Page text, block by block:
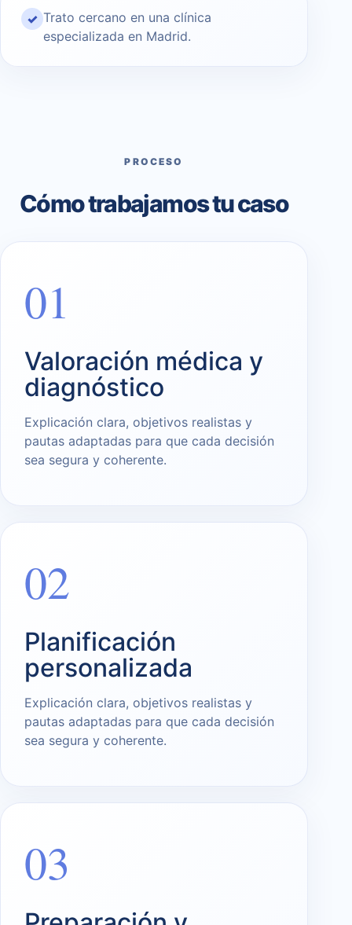
✓ Trato cercano en una clínica
especializada en Madrid.
PROCESO
Cómo trabajamos tu caso
01
Valoración médica y
diagnóstico
Explicación clara, objetivos realistas y
pautas adaptadas para que cada decisión
sea segura y coherente.
02
Planificación
personalizada
Explicación clara, objetivos realistas y
pautas adaptadas para que cada decisión
sea segura y coherente.
03